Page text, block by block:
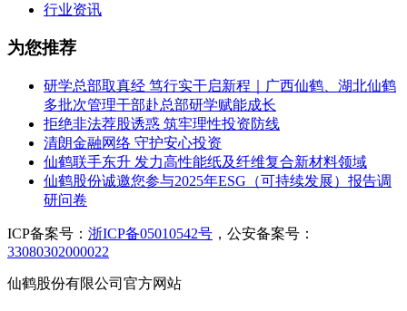
行业资讯
为您推荐
研学总部取真经 笃行实干启新程｜广西仙鹤、湖北仙鹤
多批次管理干部赴总部研学赋能成长
拒绝非法荐股诱惑 筑牢理性投资防线
清朗金融网络 守护安心投资
仙鹤联手东升 发力高性能纸及纤维复合新材料领域
仙鹤股份诚邀您参与2025年ESG（可持续发展）报告调
研问卷
ICP备案号： 浙ICP备05010542号 ，公安备案号：
33080302000022
仙鹤股份有限公司官方网站